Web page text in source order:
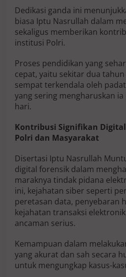
Dedikasi ganda ini
biasa Iptu Nasrullah dalam
sekaligus memberikan
institusi Polri.
Proses pendidikan yang
cepat, yaitu sekitar dua
sempat terkendala oleh
yang sering mengharuskan
hari.
Kontribusi Signifikan
Polri dan Masyarakat
Disertasi Iptu Nasrullah
digital forensik dalam
maraknya tindak pidana
ini, kejahatan siber seperti
peretasan data, penyebaran
kejahatan transaksi
ancaman serius.
Kemampuan dalam
yang akurat dan sah secara
untuk mengungkap kasus-